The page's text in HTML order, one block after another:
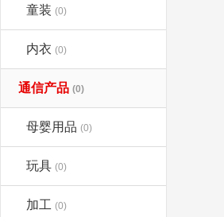
童装 (0)
内衣 (0)
通信产品 (0)
母婴用品 (0)
玩具 (0)
加工 (0)